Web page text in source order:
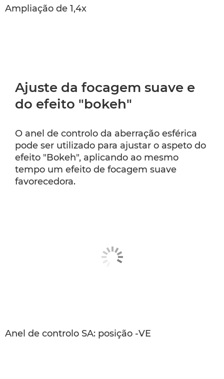
Ampliação de 1,4x
Ajuste da focagem suave e
do efeito "bokeh"
O anel de controlo da aberração esférica
pode ser utilizado para ajustar o aspeto do
efeito "Bokeh", aplicando ao mesmo
tempo um efeito de focagem suave
favorecedora.
Anel de controlo SA: posição -VE